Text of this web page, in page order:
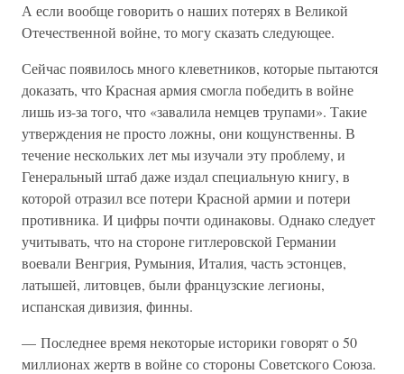
А если вообще говорить о наших потерях в Великой
Отечественной войне, то могу сказать следующее.
Сейчас появилось много клеветников, которые пытаются
доказать, что Красная армия смогла победить в войне
лишь из-за того, что «завалила немцев трупами». Такие
утверждения не просто ложны, они кощунственны. В
течение нескольких лет мы изучали эту проблему, и
Генеральный штаб даже издал специальную книгу, в
которой отразил все потери Красной армии и потери
противника. И цифры почти одинаковы. Однако следует
учитывать, что на стороне гитлеровской Германии
воевали Венгрия, Румыния, Италия, часть эстонцев,
латышей, литовцев, были французские легионы,
испанская дивизия, финны.
— Последнее время некоторые историки говорят о 50
миллионах жертв в войне со стороны Советского Союза.